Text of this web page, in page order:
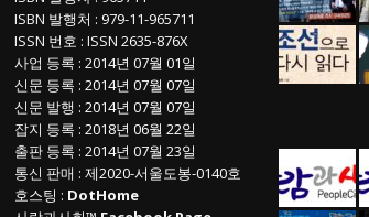
ISBN 발행처 : 979-11-965711
ISSN 번호 : ISSN 2635-876X
사업 등록 : 2014년 07월 01일
신문 등록 : 2014년 07월 07일
신문 발행 : 2014년 07월 07일
잡지 등록 : 2018년 06월 22일
출판 등록 : 2014년 07월 23일
통신 판매 : 제2020-서울도봉-0140호
호스팅 : DotHome